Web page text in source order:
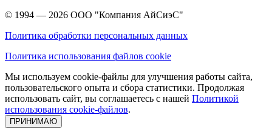
© 1994 — 2026 ООО "Компания АйСиэС"
Политика обработки персональных данных
Политика использования файлов cookie
Мы используем cookie-файлы для улучшения работы сайта,
пользовательского опыта и сбора статистики. Продолжая
использовать сайт, вы соглашаетесь с нашей Политикой
использования cookie-файлов.
ПРИНИМАЮ